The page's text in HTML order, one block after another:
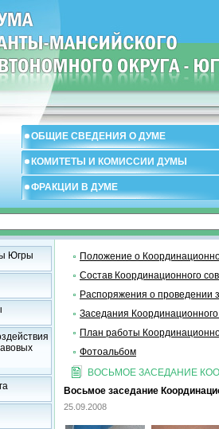
ОБЩИЕ СВЕДЕНИЯ О ДУМЕ
КОМИТЕТЫ И КОМИССИИ ДУМЫ
ФРАКЦИИ В ДУМЕ
Югры
Положение о
Состав Координационного
Распоряжения о проведении
Заседания
План работы
Фотоальбом
ВОСЬМОЕ ЗАСЕДАНИЕ
Восьмое заседание
25.09.2008